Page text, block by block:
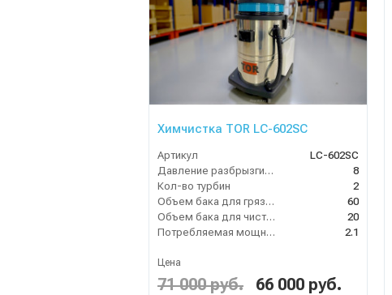
Химчистка TOR LC-602SC
Артикул
LC-602SC
Давление разбрызгивания (бар)
8
Кол-во турбин
2
Объем бака для грязной воды, л
60
Объем бака для чистой воды, л
20
Потребляемая мощность (кВт)
2.1
Цена
71 000 руб. 66 000 руб.